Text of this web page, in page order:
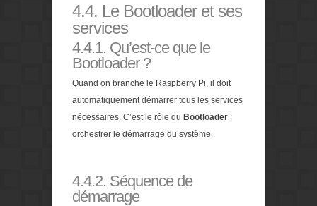
4.4. Le Bootloader et ses
services
4.4.1. Qu’est-ce que le
Bootloader ?
Quand on branche le Raspberry Pi, il doit
automatiquement démarrer tous les services
nécessaires. C’est le rôle du Bootloader :
orchestrer le démarrage du système.
4.4.2. Séquence de
démarrage